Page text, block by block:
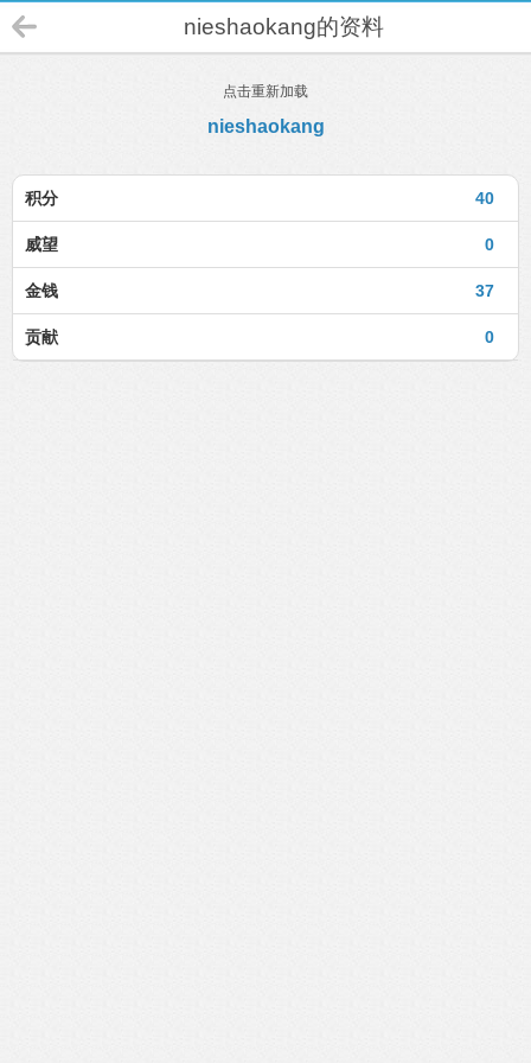
nieshaokang的资料
点击重新加载
nieshaokang
40
积分
0
威望
37
金钱
0
贡献